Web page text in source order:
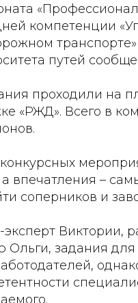
компетенции
транспорте»
путей
проходили на
«РЖД». Всего в
а впечатления –
соперников и
Виктории,
задания для